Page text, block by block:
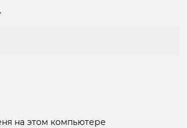
на этом компьютере